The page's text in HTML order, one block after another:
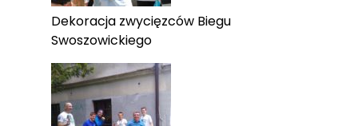
Dekoracja zwycięzców Biegu
Swoszowickiego